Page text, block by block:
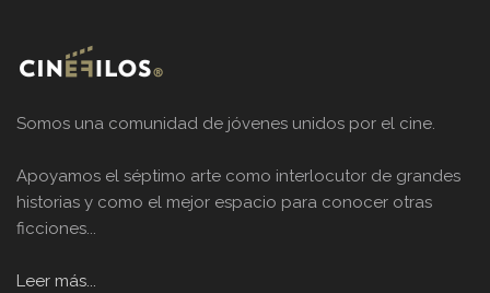
Somos una comunidad de jóvenes unidos por el cine.
Apoyamos el séptimo arte como interlocutor de grandes
historias y como el mejor espacio para conocer otras
ficciones...
Leer más...